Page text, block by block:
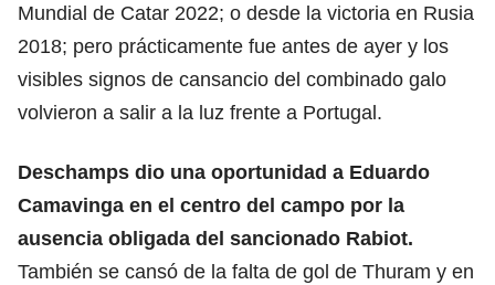
Mundial de Catar 2022; o desde la victoria en Rusia
2018; pero prácticamente fue antes de ayer y los
visibles signos de cansancio del combinado galo
volvieron a salir a la luz frente a Portugal.
Deschamps dio una oportunidad a Eduardo
Camavinga en el centro del campo por la
ausencia obligada del sancionado Rabiot.
También se cansó de la falta de gol de Thuram y en